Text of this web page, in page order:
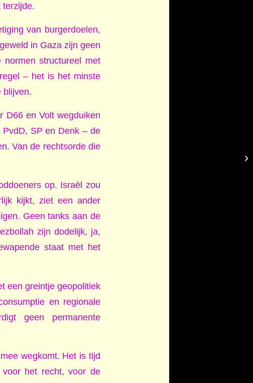
terzijde.
van burgerdoelen,
in Gaza zijn geen
structureel met
– het is het minste
blijven.
D66 en Volt wegduiken
SP en Denk – de
Van de rechtsorde die
op. Israël zou
kijkt, ziet een ander
Geen tanks aan de
zijn dodelijk, ja,
staat met het
een greintje geopolitiek
en regionale
geen permanente
wegkomt. Het is tijd
het recht, voor de